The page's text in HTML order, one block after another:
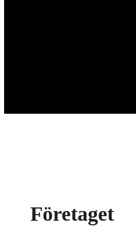
Företaget